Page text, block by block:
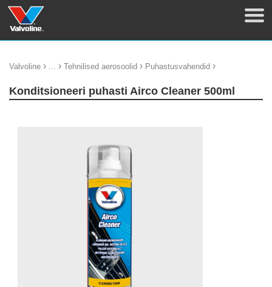
Valvoline › ... › Tehnilised aerosoolid › Puhastusvahendid ›
Konditsioneeri puhasti Airco Cleaner 500ml